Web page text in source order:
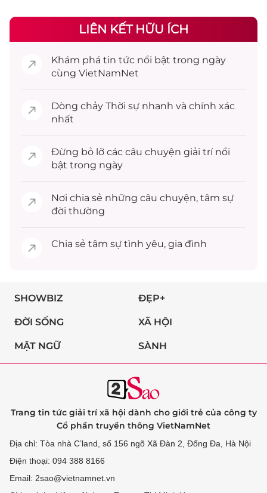
LIÊN KẾT HỮU ÍCH
Khám phá tin tức nổi bật trong ngày
cùng VietNamNet
Dòng chảy Thời sự nhanh và chính xác
nhất
Đừng bỏ lỡ các câu chuyện giải trínổi
bật trong ngày
Nơi chia sẻ những câu chuyện, tâm sự
đời thường
Chia sẻ tâm sự tình yêu, gia đình
SHOWBIZ ĐẸP+
ĐỜI SỐNG XÃ HỘI
MẬT NGỮ SÀNH
Trang tin tức giải trí xã hội dành cho giới trẻ của công ty
Cổ phần truyền thông VietNamNet
Địa chỉ: Tòa nhà C’land, số 156 ngõ Xã Đàn 2, Đống Đa, Hà Nội
Điện thoại: 094 388 8166
Email: 2sao@vietnamnet.vn